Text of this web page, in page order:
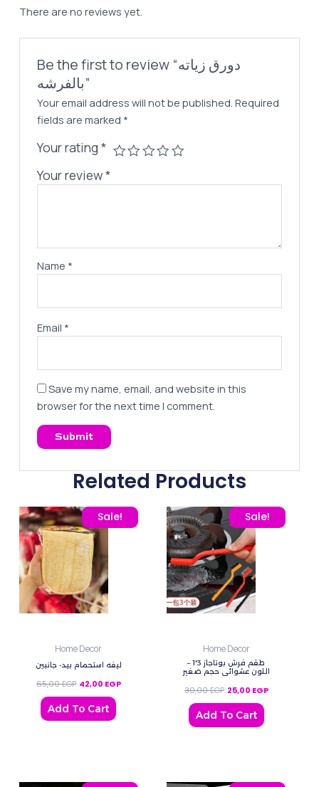
There are no reviews yet.
Be the first to review “دورق زياته
بالفرشه”
Your email address will not be published. Required
fields are marked *
Your rating*
Your review*
Name *
Email *
Save my name, email, and website in this
browser for the next time I comment.
Related Products
Sale!
Home Decor
ليفه استحمام بيد- جانبين
65,00EGP
Original price was: 65,00 EGP.
42,00 EGP
Current price is: 42,00 EGP.
Add To Cart
Sale!
Home Decor
طقم فرش بوتاجاز 3*1 –
اللون عشوائي حجم صغير
30,00EGP
Original price was:
25,00 EGP
Current price
Add To Cart